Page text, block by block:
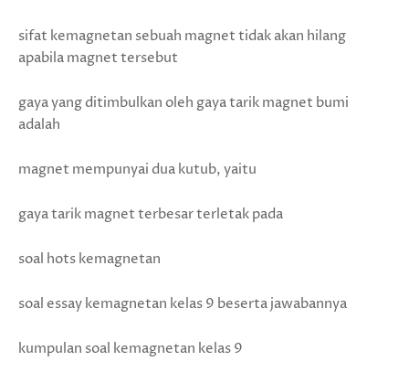
sifat kemagnetan sebuah magnet tidak akan hilang
apabila magnet tersebut
gaya yang ditimbulkan oleh gaya tarik magnet bumi
adalah
magnet mempunyai dua kutub, yaitu
gaya tarik magnet terbesar terletak pada
soal hots kemagnetan
soal essay kemagnetan kelas 9 beserta jawabannya
kumpulan soal kemagnetan kelas 9